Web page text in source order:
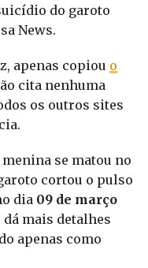
do garoto
News.
apenas copiou o
cita nenhuma
os outros sites
se matou no
cortou o pulso
dia 09 de março
mais detalhes
apenas como